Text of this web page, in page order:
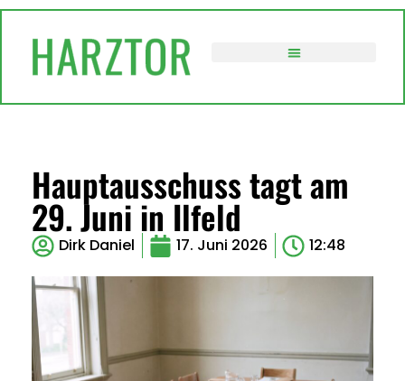
Hauptausschuss tagt am
29. Juni in Ilfeld
Dirk Daniel 17. Juni 2026 12:48